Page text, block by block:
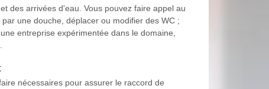
des arrivées d'eau. Vous pouvez faire appel au
une douche, déplacer ou modifier des WC ;
entreprise expérimentée dans le domaine,
nécessaires pour assurer le raccord de